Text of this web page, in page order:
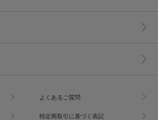
よくあるご質問
特定商取引に基づく表記